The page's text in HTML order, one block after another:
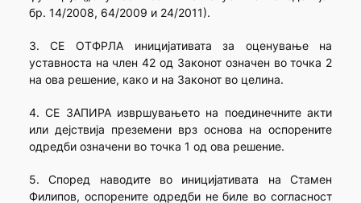
бр. 14/2008, 64/2009 и 24/2011).
3. СЕ ОТФРЛА иницијативата за оценување на
уставноста на член 42 од Законот означен во точка 2
на ова решение, како и на Законот во целина.
4. СЕ ЗАПИРА извршувањето на поединечните акти
или дејствија преземени врз основа на оспорените
одредби означени во точка 1 од ова решение.
5. Според наводите во иницијативата на Стамен
Филипов, оспорените одредби не биле во согласност